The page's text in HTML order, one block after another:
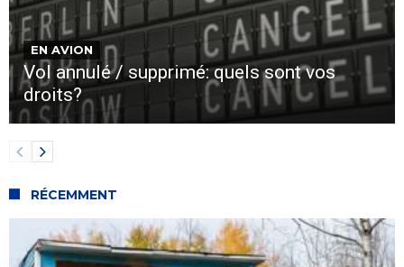
EN AVION
Vol annulé / supprimé: quels sont vos
droits?
RÉCEMMENT